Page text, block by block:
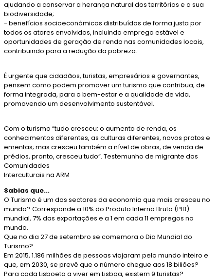
ajudando a conservar a herança natural dos territórios e a sua
biodiversidade;
- benefícios socioeconómicos distribuídos de forma justa por
todos os atores envolvidos, incluindo emprego estável e
oportunidades de geração de renda nas comunidades locais,
contribuindo para a redução da pobreza.
É urgente que cidadãos, turistas, empresários e governantes,
pensem como podem promover um turismo que contribua, de
forma integrada, para o bem-estar e a qualidade de vida,
promovendo um desenvolvimento sustentável.
Com o turismo “tudo cresceu: o aumento de renda, os
conhecimentos diferentes, as culturas diferentes, novos pratos e
ementas; mas cresceu também a nível de obras, de venda de
prédios, pronto, cresceu tudo”. Testemunho de migrante das
Comunidades
Interculturais na ARM
Sabias que...
O Turismo é um dos sectores da economia que mais cresceu no
mundo? Corresponde a 10% do Produto Interno Bruto (PIB)
mundial, 7% das exportações e a 1 em cada 11 empregos no
mundo.
Que no dia 27 de setembro se comemora o Dia Mundial do
Turismo?
Em 2015, 1.186 milhões de pessoas viajaram pelo mundo inteiro e
que, em 2030, se prevê que o número chegue aos 18 biliões?
Para cada Lisboeta a viver em Lisboa, existem 9 turistas?